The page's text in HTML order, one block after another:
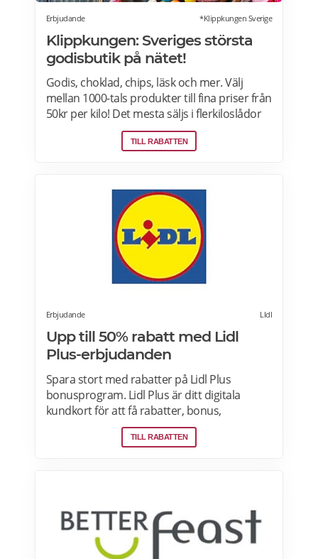
Erbjudande *Klippkungen Sverige
Klippkungen: Sveriges största
godisbutik på nätet!
Godis, choklad, chips, läsk och mer. Välj
mellan 1000-tals produkter till fina priser från
50kr per kilo! Det mesta säljs i flerkiloslådor
men det finns även förpackningar som
lämpar sig bra som presenter.
TILL RABATTEN
Erbjudande LIdl
Upp till 50% rabatt med Lidl
Plus-erbjudanden
Spara stort med rabatter på Lidl Plus
bonusprogram. Lidl Plus är ditt digitala
kundkort för att få rabatter, bonus,
skräddarsydda erbjudanden och mycket
mer varje vecka. Skanna ditt kort varje gång
om pensionärsrabatter på Lidl här.
TILL RABATTEN